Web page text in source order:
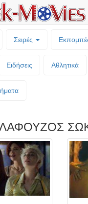
Σειρές
Ειδήσεις Αθλητικά